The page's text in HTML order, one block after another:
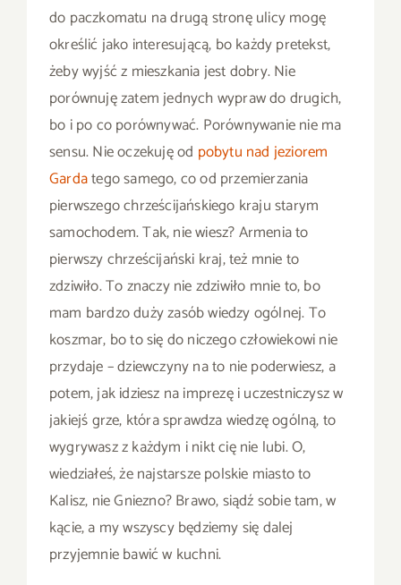
do paczkomatu na drugą stronę ulicy mogę
określić jako interesującą, bo każdy pretekst,
żeby wyjść z mieszkania jest dobry. Nie
porównuję zatem jednych wypraw do drugich,
bo i po co porównywać. Porównywanie nie ma
sensu. Nie oczekuję od pobytu nad jeziorem
Gardatego samego, co od przemierzania
pierwszego chrześcijańskiego kraju starym
samochodem. Tak, nie wiesz? Armenia to
pierwszy chrześcijański kraj, też mnie to
zdziwiło. To znaczy nie zdziwiło mnie to, bo
mam bardzo duży zasób wiedzy ogólnej. To
koszmar, bo to się do niczego człowiekowi nie
przydaje – dziewczyny na to nie poderwiesz, a
potem, jak idziesz na imprezę i uczestniczysz w
jakiejś grze, która sprawdza wiedzę ogólną, to
wygrywasz z każdym i nikt cię nie lubi. O,
wiedziałeś, że najstarsze polskie miasto to
Kalisz, nie Gniezno? Brawo, siądź sobie tam, w
kącie, a my wszyscy będziemy się dalej
przyjemnie bawić w kuchni.